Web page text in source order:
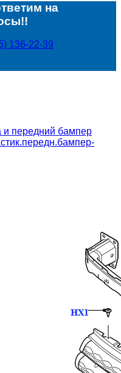
на
136-22-39
и передний бампер